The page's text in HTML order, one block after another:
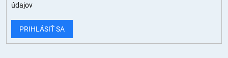
údajov
PRIHLÁSIŤ SA